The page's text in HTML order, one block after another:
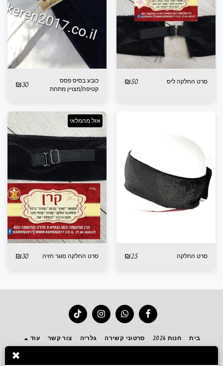
סרט החלקה ליס ₪50
כובע בסיס פסס
קטיפה(מצויין מתחת
₪30
סרט החלקה ₪25
אזל מהמלאי
סרט החלקה סוגר חזיה ₪30
בית חנות 2026 סרטוני קשירה גלריה צור קשר עוד